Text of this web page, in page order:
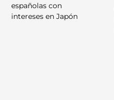
españolas con
intereses en Japón